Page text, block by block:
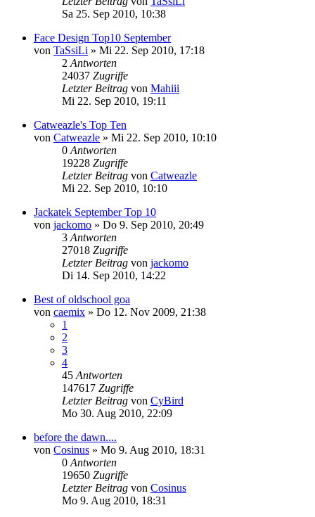
Sa 25. Sep 2010, 10:38
Face Design Top10 September
von TaSsiLi » Mi 22. Sep 2010, 17:18
2 Antworten
24037 Zugriffe
Letzter Beitrag von Mahiii
Mi 22. Sep 2010, 19:11
Catweazle's Top Ten
von Catweazle » Mi 22. Sep 2010, 10:10
0 Antworten
19228 Zugriffe
Letzter Beitrag von Catweazle
Mi 22. Sep 2010, 10:10
Jackatek September Top 10
von jackomo » Do 9. Sep 2010, 20:49
3 Antworten
27018 Zugriffe
Letzter Beitrag von jackomo
Di 14. Sep 2010, 14:22
Best of oldschool goa
von caemix » Do 12. Nov 2009, 21:38
1
2
3
4
45 Antworten
147617 Zugriffe
Letzter Beitrag von CyBird
Mo 30. Aug 2010, 22:09
before the dawn....
von Cosinus » Mo 9. Aug 2010, 18:31
0 Antworten
19650 Zugriffe
Letzter Beitrag von Cosinus
Mo 9. Aug 2010, 18:31